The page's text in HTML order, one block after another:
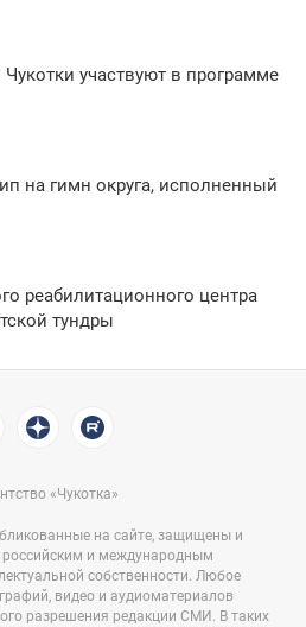
участвуют в программе
на гимн округа, исполненный
реабилитационного центра
тундры
«Чукотка»
на сайте, защищены и
российским и международным
собственности. Любое
видео и аудиоматериалов
разрешения редакции СМИ. В таких